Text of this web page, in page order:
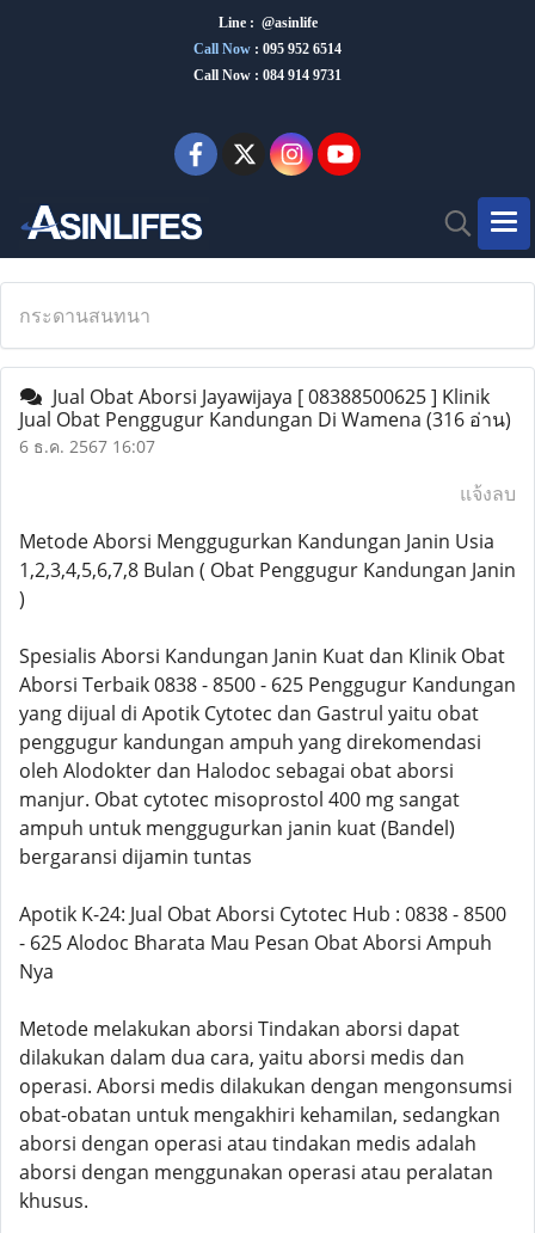
Line : @asinlife
Call Now : 095 952 6514
Call Now : 084 914 9731
กระดานสนทนา
Jual Obat Aborsi Jayawijaya [ 08388500625 ] Klinik
Jual Obat Penggugur Kandungan Di Wamena (316 อ่าน)
6 ธ.ค. 2567 16:07
แจ้งลบ
Metode Aborsi Menggugurkan Kandungan Janin Usia
1,2,3,4,5,6,7,8 Bulan ( Obat Penggugur Kandungan Janin
)
Spesialis Aborsi Kandungan Janin Kuat dan Klinik Obat
Aborsi Terbaik 0838 - 8500 - 625 Penggugur Kandungan
yang dijual di Apotik Cytotec dan Gastrul yaitu obat
penggugur kandungan ampuh yang direkomendasi
oleh Alodokter dan Halodoc sebagai obat aborsi
manjur. Obat cytotec misoprostol 400 mg sangat
ampuh untuk menggugurkan janin kuat (Bandel)
bergaransi dijamin tuntas
Apotik K-24: Jual Obat Aborsi Cytotec Hub : 0838 - 8500
- 625 Alodoc Bharata Mau Pesan Obat Aborsi Ampuh
Nya
Metode melakukan aborsi Tindakan aborsi dapat
dilakukan dalam dua cara, yaitu aborsi medis dan
operasi. Aborsi medis dilakukan dengan mengonsumsi
obat-obatan untuk mengakhiri kehamilan, sedangkan
aborsi dengan operasi atau tindakan medis adalah
aborsi dengan menggunakan operasi atau peralatan
khusus.